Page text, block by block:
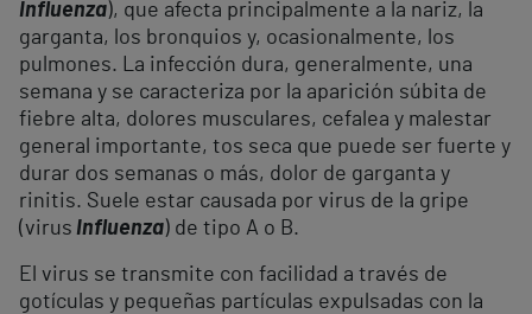
Influenza), que afecta principalmente a la nariz, la
garganta, los bronquios y, ocasionalmente, los
pulmones. La infección dura, generalmente, una
semana y se caracteriza por la aparición súbita de
fiebre alta, dolores musculares, cefalea y malestar
general importante, tos seca que puede ser fuerte y
durar dos semanas o más, dolor de garganta y
rinitis. Suele estar causada por virus de la gripe
(virus Influenza) de tipo A o B.
El virus se transmite con facilidad a través de
gotículas y pequeñas partículas expulsadas con la